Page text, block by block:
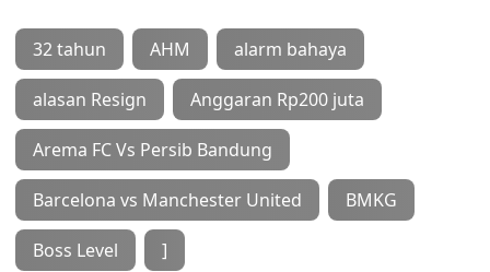
32 tahun AHM alarm bahaya
alasan Resign Anggaran Rp200 juta
Arema FC Vs Persib Bandung
Barcelona vs Manchester United BMKG
Boss Level ]